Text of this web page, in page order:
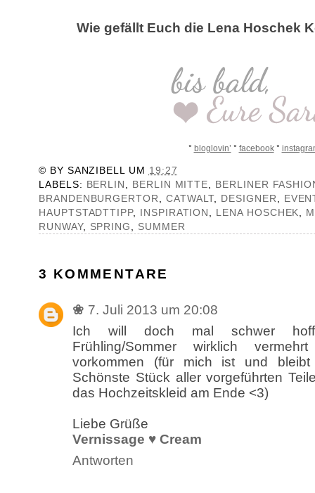
Wie gefällt Euch die Lena Hoschek
° bloglovin’ ° facebook°
© BY SANZIBELL UM 19:27
LABELS: BERLIN BERLIN MITTE
BERLINER
BRANDENBURGERTOR
CATWALT, DESIGNER
HAUPTSTADTTIPP, INSPIRATION LENA HOSCHEK
RUNWAY, SPRING SUMMER
3 KOMMENTARE
❀ 7. Juli 2013 um 20:08
Ich will doch mal schwer
Frühling/Sommer wirklich
vorkommen (für mich ist und
Schönste Stück aller vorgeführten
das Hochzeitskleid am Ende <3)
Liebe Grüße
Vernissage ♥ Cream
Antworten